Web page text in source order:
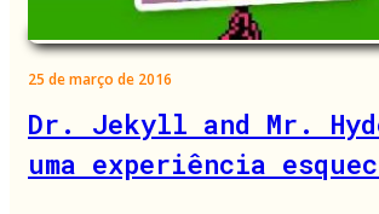
25 de março de 2016
Dr. Jekyll and Mr.
uma experiência